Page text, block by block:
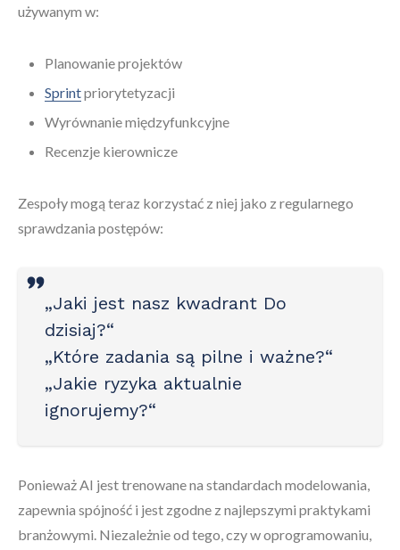
używanym w:
Planowanie projektów
Sprintpriorytetyzacji
Wyrównanie międzyfunkcyjne
Recenzje kierownicze
Zespoły mogą teraz korzystać z niej jako z regularnego
sprawdzania postępów:
„Jaki jest nasz kwadrant Do
dzisiaj?“
„Które zadania są pilne i ważne?“
„Jakie ryzyka aktualnie
ignorujemy?“
Ponieważ AI jest trenowane na standardach modelowania,
zapewnia spójność i jest zgodne z najlepszymi praktykami
branżowymi. Niezależnie od tego, czy w oprogramowaniu,